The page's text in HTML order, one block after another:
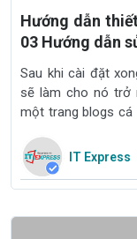
Hướng dẫn
03 Hướng dẫn
Sau khi cài đặt
sẽ làm cho nó trở
một trang blogs cá
IT Express